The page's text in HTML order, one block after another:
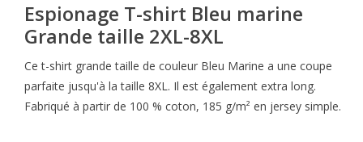
Espionage T-shirt Bleu marine
Grande taille 2XL-8XL
Ce t-shirt grande taille de couleur Bleu Marine a une coupe
parfaite jusqu'à la taille 8XL. Il est également extra long.
Fabriqué à partir de 100 % coton, 185 g/m² en jersey simple.